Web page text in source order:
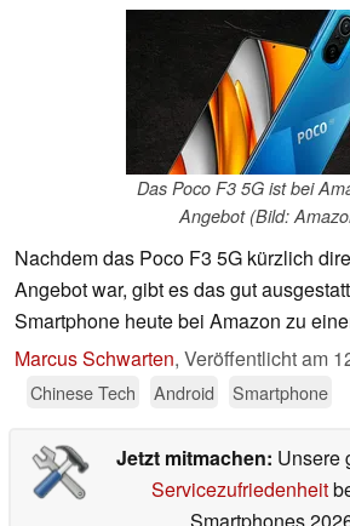
Das Poco F3 5G ist bei
Angebot (Bild:
Nachdem das Poco F3 5G kürzlich
Angebot war, gibt es das gut
Smartphone heute bei Amazon zu
Marcus Schwarten, Veröffentlicht am
Chinese Tech
Android Smartphone
Jetzt mitmachen: Unsere
Servicezufriedenheit